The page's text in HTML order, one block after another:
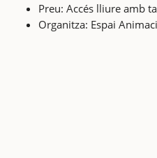
Preu: Accés lliure amb
Organitza: Espai